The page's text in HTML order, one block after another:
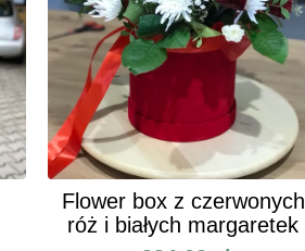
Flower box z czerwonych
róż i białych margaretek